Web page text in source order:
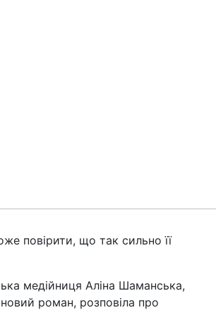
повірити, що так сильно її
медійниця Аліна Шаманська,
роман, розповіла про